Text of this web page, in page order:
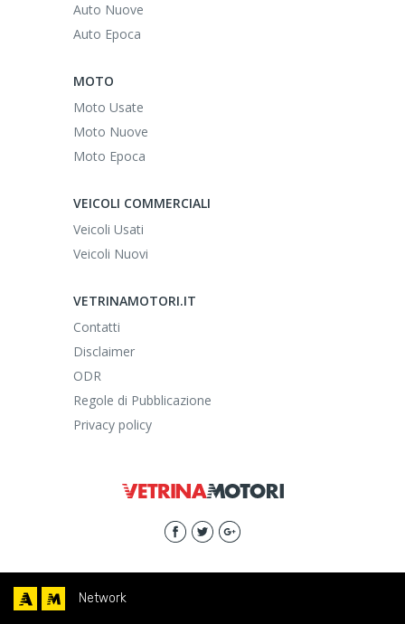
Auto Nuove
Auto Epoca
MOTO
Moto Usate
Moto Nuove
Moto Epoca
VEICOLI COMMERCIALI
Veicoli Usati
Veicoli Nuovi
VETRINAMOTORI.IT
Contatti
Disclaimer
ODR
Regole di Pubblicazione
Privacy policy
Network